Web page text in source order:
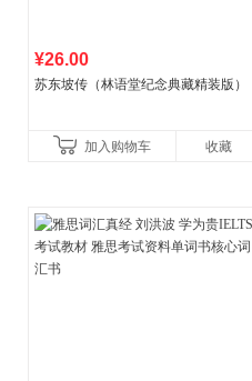
¥26.00
苏东坡传（林语堂纪念典藏精装版）
加入购物车 收藏